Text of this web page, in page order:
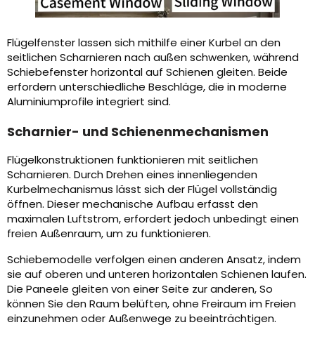
Flügelfenster lassen sich mithilfe einer Kurbel an den
seitlichen Scharnieren nach außen schwenken, während
Schiebefenster horizontal auf Schienen gleiten. Beide
erfordern unterschiedliche Beschläge, die in moderne
Aluminiumprofile integriert sind.
Scharnier- und Schienenmechanismen
Flügelkonstruktionen funktionieren mit seitlichen
Scharnieren. Durch Drehen eines innenliegenden
Kurbelmechanismus lässt sich der Flügel vollständig
öffnen. Dieser mechanische Aufbau erfasst den
maximalen Luftstrom, erfordert jedoch unbedingt einen
freien Außenraum, um zu funktionieren.
Schiebemodelle verfolgen einen anderen Ansatz, indem
sie auf oberen und unteren horizontalen Schienen laufen.
Die Paneele gleiten von einer Seite zur anderen, So
können Sie den Raum belüften, ohne Freiraum im Freien
einzunehmen oder Außenwege zu beeinträchtigen.